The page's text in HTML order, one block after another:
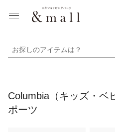
お探しのアイテムは？
Columbia（キッズ・ベ
ポーツ